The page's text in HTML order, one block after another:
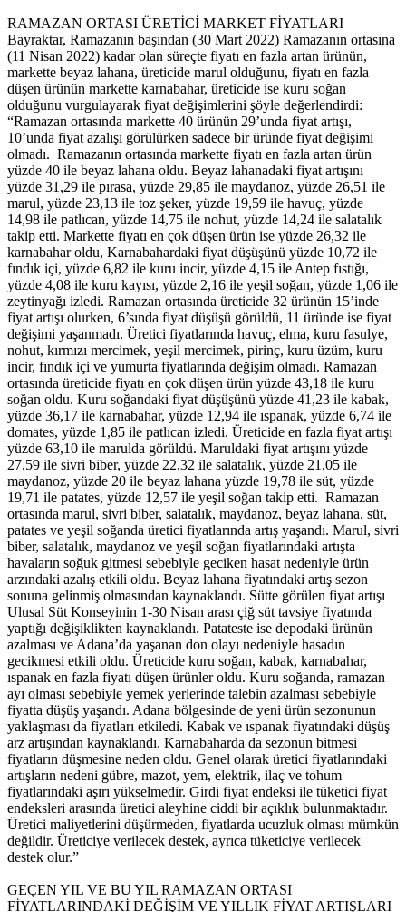
RAMAZAN ORTASI ÜRETİCİ MARKET FİYATLARI
Bayraktar, Ramazanın başından (30 Mart 2022) Ramazanın ortasına
(11 Nisan 2022) kadar olan süreçte fiyatı en fazla artan ürünün,
markette beyaz lahana, üreticide marul olduğunu, fiyatı en fazla
düşen ürünün markette karnabahar, üreticide ise kuru soğan
olduğunu vurgulayarak fiyat değişimlerini şöyle değerlendirdi:
“Ramazan ortasında markette 40 ürünün 29’unda fiyat artışı,
10’unda fiyat azalışı görülürken sadece bir üründe fiyat değişimi
olmadı. Ramazanın ortasında markette fiyatı en fazla artan ürün
yüzde 40 ile beyaz lahana oldu. Beyaz lahanadaki fiyat artışını
yüzde 31,29 ile pırasa, yüzde 29,85 ile maydanoz, yüzde 26,51 ile
marul, yüzde 23,13 ile toz şeker, yüzde 19,59 ile havuç, yüzde
14,98 ile patlıcan, yüzde 14,75 ile nohut, yüzde 14,24 ile salatalık
takip etti. Markette fiyatı en çok düşen ürün ise yüzde 26,32 ile
karnabahar oldu, Karnabahardaki fiyat düşüşünü yüzde 10,72 ile
fındık içi, yüzde 6,82 ile kuru incir, yüzde 4,15 ile Antep fıstığı,
yüzde 4,08 ile kuru kayısı, yüzde 2,16 ile yeşil soğan, yüzde 1,06 ile
zeytinyağı izledi. Ramazan ortasında üreticide 32 ürünün 15’inde
fiyat artışı olurken, 6’sında fiyat düşüşü görüldü, 11 üründe ise fiyat
değişimi yaşanmadı. Üretici fiyatlarında havuç, elma, kuru fasulye,
nohut, kırmızı mercimek, yeşil mercimek, pirinç, kuru üzüm, kuru
incir, fındık içi ve yumurta fiyatlarında değişim olmadı. Ramazan
ortasında üreticide fiyatı en çok düşen ürün yüzde 43,18 ile kuru
soğan oldu. Kuru soğandaki fiyat düşüşünü yüzde 41,23 ile kabak,
yüzde 36,17 ile karnabahar, yüzde 12,94 ile ıspanak, yüzde 6,74 ile
domates, yüzde 1,85 ile patlıcan izledi. Üreticide en fazla fiyat artışı
yüzde 63,10 ile marulda görüldü. Maruldaki fiyat artışını yüzde
27,59 ile sivri biber, yüzde 22,32 ile salatalık, yüzde 21,05 ile
maydanoz, yüzde 20 ile beyaz lahana yüzde 19,78 ile süt, yüzde
19,71 ile patates, yüzde 12,57 ile yeşil soğan takip etti. Ramazan
ortasında marul, sivri biber, salatalık, maydanoz, beyaz lahana, süt,
patates ve yeşil soğanda üretici fiyatlarında artış yaşandı. Marul, sivri
biber, salatalık, maydanoz ve yeşil soğan fiyatlarındaki artışta
havaların soğuk gitmesi sebebiyle geciken hasat nedeniyle ürün
arzındaki azalış etkili oldu. Beyaz lahana fiyatındaki artış sezon
sonuna gelinmiş olmasından kaynaklandı. Sütte görülen fiyat artışı
Ulusal Süt Konseyinin 1-30 Nisan arası çiğ süt tavsiye fiyatında
yaptığı değişiklikten kaynaklandı. Patateste ise depodaki ürünün
azalması ve Adana’da yaşanan don olayı nedeniyle hasadın
gecikmesi etkili oldu. Üreticide kuru soğan, kabak, karnabahar,
ıspanak en fazla fiyatı düşen ürünler oldu. Kuru soğanda, ramazan
ayı olması sebebiyle yemek yerlerinde talebin azalması sebebiyle
fiyatta düşüş yaşandı. Adana bölgesinde de yeni ürün sezonunun
yaklaşması da fiyatları etkiledi. Kabak ve ıspanak fiyatındaki düşüş
arz artışından kaynaklandı. Karnabaharda da sezonun bitmesi
fiyatların düşmesine neden oldu. Genel olarak üretici fiyatlarındaki
artışların nedeni gübre, mazot, yem, elektrik, ilaç ve tohum
fiyatlarındaki aşırı yükselmedir. Girdi fiyat endeksi ile tüketici fiyat
endeksleri arasında üretici aleyhine ciddi bir açıklık bulunmaktadır.
Üretici maliyetlerini düşürmeden, fiyatlarda ucuzluk olması mümkün
değildir. Üreticiye verilecek destek, ayrıca tüketiciye verilecek
destek olur.”
GEÇEN YIL VE BU YIL RAMAZAN ORTASI
FİYATLARINDAKİ DEĞİŞİM VE YILLIK FİYAT ARTIŞLARI